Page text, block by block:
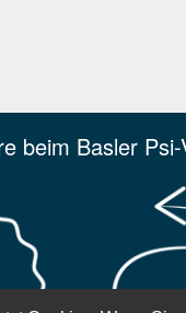
beim Basler Psi-